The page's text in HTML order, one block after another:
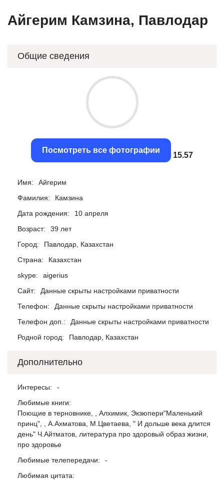
Айгерим Камзина, Павлодар
Общие сведения
Посмотреть все фотографии
15.19
Имя:
Айгерим
Фамилия:
Камзина
Дата рождения:
10 апреля
Возраст:
39 лет
Город:
Павлодар, Казахстан
Страна:
Казахстан
skype:
aigerius
Сайт:
Данные скрыты настройками приватности
Телефон:
Данные скрыты настройками приватности
Телефон доп.:
Данные скрыты настройками приватности
Родной город:
Павлодар, Казахстан
Дополнительно
Интересы:
-
Любимые книги:
Поющие в терновнике, , Алхимик, Экзюпери"Маленький
принц", , А.Ахматова, М.Цветаева, " И дольше века длится
день" Ч.Айтматов, литература про здоровый образ жизни,
про здоровье
Любимые телепередачи:
-
Любимая цитата: